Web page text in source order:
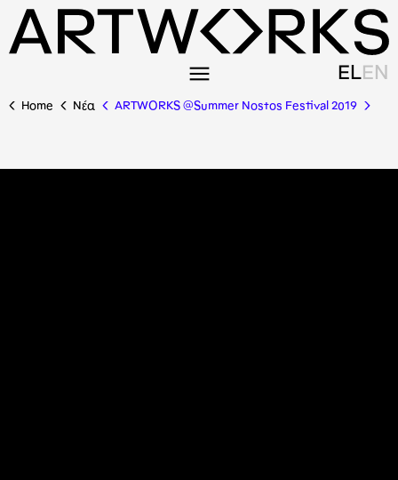
ELEN
Home Nέα ARTWORKS @Summer Nostos Festival 2019